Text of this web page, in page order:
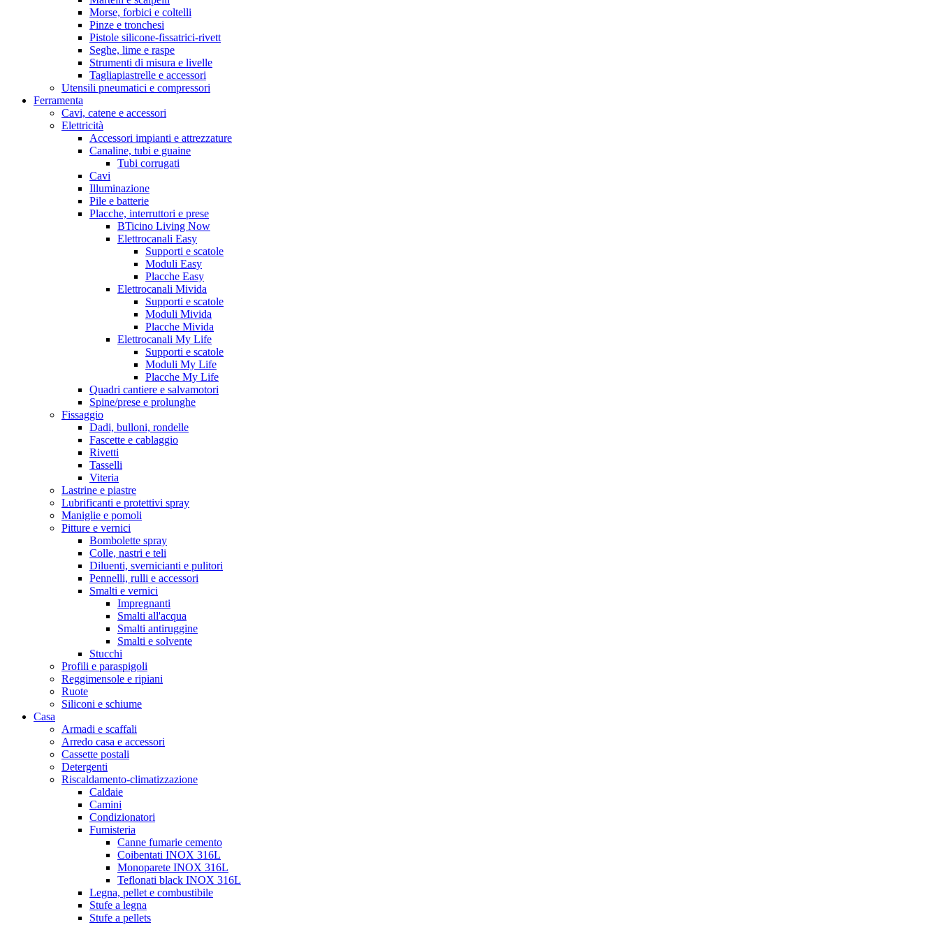
Morse, forbici e coltelli
Pinze e tronchesi
Pistole silicone-fissatrici-rivett
Seghe, lime e raspe
Strumenti di misura e livelle
Tagliapiastrelle e accessori
Utensili pneumatici e compressori
Ferramenta
Cavi, catene e accessori
Elettricità
Accessori impianti e attrezzature
Canaline, tubi e guaine
Tubi corrugati
Cavi
Illuminazione
Pile e batterie
Placche, interruttori e prese
BTicino Living Now
Elettrocanali Easy
Supporti e scatole
Moduli Easy
Placche Easy
Elettrocanali Mivida
Supporti e scatole
Moduli Mivida
Placche Mivida
Elettrocanali My Life
Supporti e scatole
Moduli My Life
Placche My Life
Quadri cantiere e salvamotori
Spine/prese e prolunghe
Fissaggio
Dadi, bulloni, rondelle
Fascette e cablaggio
Rivetti
Tasselli
Viteria
Lastrine e piastre
Lubrificanti e protettivi spray
Maniglie e pomoli
Pitture e vernici
Bombolette spray
Colle, nastri e teli
Diluenti, svernicianti e pulitori
Pennelli, rulli e accessori
Smalti e vernici
Impregnanti
Smalti all'acqua
Smalti antiruggine
Smalti e solvente
Stucchi
Profili e paraspigoli
Reggimensole e ripiani
Ruote
Siliconi e schiume
Casa
Armadi e scaffali
Arredo casa e accessori
Cassette postali
Detergenti
Riscaldamento-climatizzazione
Caldaie
Camini
Condizionatori
Fumisteria
Canne fumarie cemento
Coibentati INOX 316L
Monoparete INOX 316L
Teflonati black INOX 316L
Legna, pellet e combustibile
Stufe a legna
Stufe a pellets